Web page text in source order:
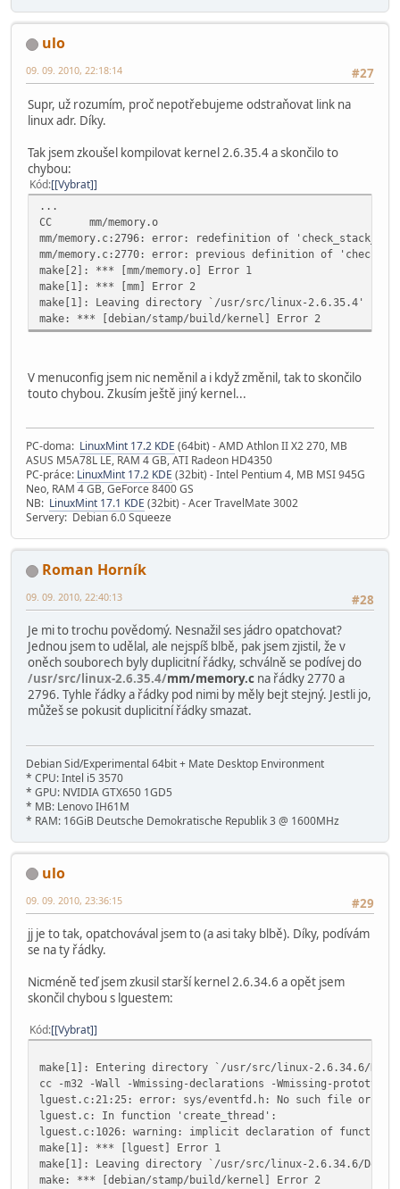
ulo
#27
09. 09. 2010, 22:18:14
Supr, už rozumím, proč nepotřebujeme odstraňovat link na
linux adr. Díky.
Tak jsem zkoušel kompilovat kernel 2.6.35.4 a skončilo to
chybou:
Kód [Vybrat]
...
CC mm/memory.o
mm/memory.c:2796: error: redefinition of
mm/memory.c:2770: error: previous definition of
make[2]: *** [mm/memory.o] Error 1
make[1]: *** [mm] Error 2
make[1]: Leaving directory `/usr/src/linux-2.6.35.4'
make: *** [debian/stamp/build/kernel] Error 2
V menuconfig jsem nic neměnil a i když změnil, tak to skončilo
touto chybou. Zkusím ještě jiný kernel...
PC-doma: LinuxMint 17.2 KDE (64bit) - AMD Athlon II X2 270, MB
ASUS M5A78L LE, RAM 4 GB, ATI Radeon HD4350
PC-práce: LinuxMint 17.2 KDE (32bit) - Intel Pentium 4, MB MSI 945G
Neo, RAM 4 GB, GeForce 8400 GS
NB: LinuxMint 17.1 KDE (32bit) - Acer TravelMate 3002
Servery: Debian 6.0 Squeeze
Roman Horník
#28
09. 09. 2010, 22:40:13
Je mi to trochu povědomý. Nesnažil ses jádro opatchovat?
Jednou jsem to udělal, ale nejspíš blbě, pak jsem zjistil, že v
oněch souborech byly duplicitní řádky, schválně se podívej do
/usr/src/linux-2.6.35.4/mm/memory.c na řádky 2770 a
2796. Tyhle řádky a řádky pod nimi by měly bejt stejný. Jestli jo,
můžeš se pokusit duplicitní řádky smazat.
Debian Sid/Experimental 64bit + Mate Desktop Environment
* CPU: Intel i5 3570
* GPU: NVIDIA GTX650 1GD5
* MB: Lenovo IH61M
* RAM: 16GiB Deutsche Demokratische Republik 3 @ 1600MHz
ulo
#29
09. 09. 2010, 23:36:15
jj je to tak, opatchovával jsem to (a asi taky blbě). Díky, podívám
se na ty řádky.
Nicméně teď jsem zkusil starší kernel 2.6.34.6 a opět jsem
skončil chybou s lguestem:
Kód [Vybrat]
make[1]: Entering directory `/usr/src/linux-2.6.34.6/
cc -m32 -Wall -Wmissing-declarations -Wmissing-
lguest.c:21:25: error: sys/eventfd.h: No such file or
lguest.c: In function 'create_thread':
lguest.c:1026: warning: implicit declaration of function
make[1]: *** [lguest] Error 1
make[1]: Leaving directory `/usr/src/linux-2.6.34.6/
make: *** [debian/stamp/build/kernel] Error 2